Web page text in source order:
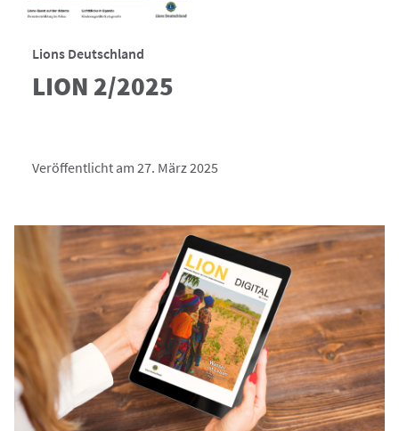
Lions Deutschland
LION 2/2025
Veröffentlicht am 27. März 2025